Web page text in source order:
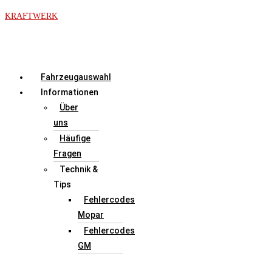
Zum
KRAFTWERK
Menü
Fahrzeugauswahl
Informationen
Über
uns
Häufige
Fragen
Technik &
Tips
Fehlercodes
Mopar
Fehlercodes
GM